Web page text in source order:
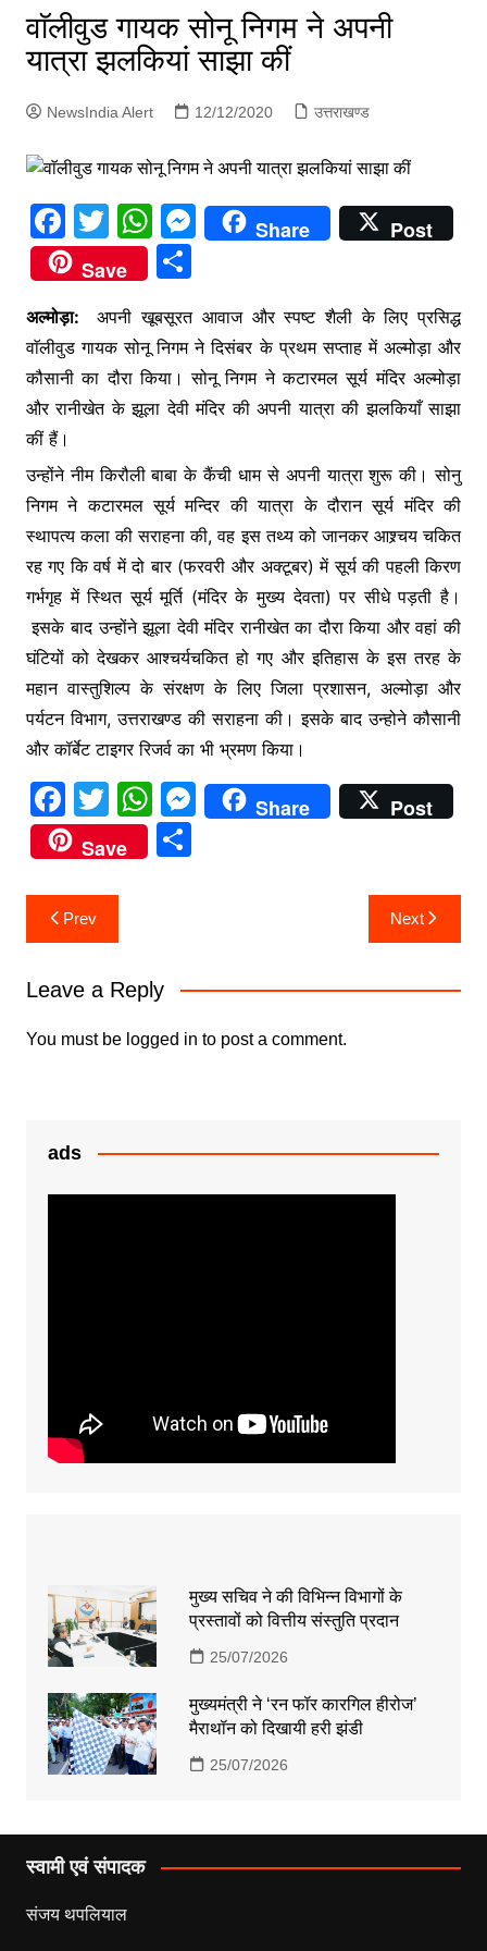
वाॅलीवुड गायक सोनू निगम ने अपनी
यात्रा झलकियां साझा कीं
NewsIndia Alert 12/12/2020 उत्तराखण्ड
F
a
c
e
b
o
o
k
T
w
itt
er
W
h
at
s
A
p
p
M
e
s
e
n
g
er
Share
Post
Save
S
ar
e
अल्मोड़ा:
अपनी खूबसूरत आवाज और स्पष्ट शैली के लिए प्रसिद्ध
वाॅलीवुड गायक सोनू निगम ने दिसंबर के प्रथम सप्ताह में अल्मोड़ा और
कौसानी का दौरा किया। सोनू निगम ने कटारमल सूर्य मंदिर अल्मोड़ा
और रानीखेत के झूला देवी मंदिर की अपनी यात्रा की झलकियाँ साझा
कीं हैं।
उन्होंने नीम किरौली बाबा के कैंची धाम से अपनी यात्रा शुरू की। सोनु
निगम ने कटारमल सूर्य मन्दिर की यात्रा के दौरान सूर्य मंदिर की
स्थापत्य कला की सराहना की, वह इस तथ्य को जानकर आश्र्चय चकित
रह गए कि वर्ष में दो बार (फरवरी और अक्टूबर) में सूर्य की पहली किरण
गर्भगृह में स्थित सूर्य मूर्ति (मंदिर के मुख्य देवता) पर सीधे पड़ती है।
इसके बाद उन्होंने झूला देवी मंदिर रानीखेत का दौरा किया और वहां की
घंटियों को देखकर आश्चर्यचकित हो गए और इतिहास के इस तरह के
महान वास्तुशिल्प के संरक्षण के लिए जिला प्रशासन, अल्मोड़ा और
पर्यटन विभाग, उत्तराखण्ड की सराहना की। इसके बाद उन्होने कौसानी
और कॉर्बेट टाइगर रिजर्व का भी भ्रमण किया।
F
a
c
e
b
o
k
T
w
itt
er
W
h
at
p
p
M
e
er
Share
Post
Save
S
Post
navigation
Prev Next
Leave a Reply
You must be logged in to post a comment.
ads
मुख्य सचिव ने की विभिन्न विभागों के
प्रस्तावों को वित्तीय संस्तुति प्रदान
25/07/2026
मुख्यमंत्री ने ‘रन फॉर कारगिल हीरोज’
मैराथॉन को दिखायी हरी झंडी
25/07/2026
स्वामी एवं संपादक
संजय थपलियाल